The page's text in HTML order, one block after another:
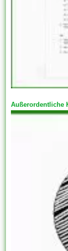
Außerordentliche